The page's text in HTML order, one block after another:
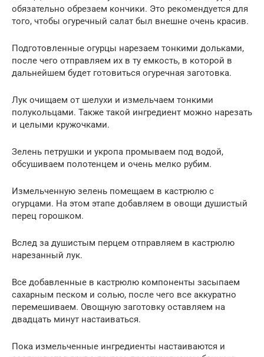
обязательно обрезаем кончики. Это рекомендуется для
того, чтобы огуречный салат был внешне очень красив.
Подготовленные огурцы нарезаем тонкими дольками,
после чего отправляем их в ту емкость, в которой в
дальнейшем будет готовиться огуречная заготовка.
Лук очищаем от шелухи и измельчаем тонкими
полукольцами. Также такой ингредиент можно нарезать
и целыми кружочками.
Зелень петрушки и укропа промываем под водой,
обсушиваем полотенцем и очень мелко рубим.
Измельченную зелень помещаем в кастрюлю с
огурцами. На этом этапе добавляем в овощи душистый
перец горошком.
Вслед за душистым перцем отправляем в кастрюлю
нарезанный лук.
Все добавленные в кастрюлю компоненты засыпаем
сахарным песком и солью, после чего все аккуратно
перемешиваем. Овощную заготовку оставляем на
двадцать минут настаиваться.
Пока измельченные ингредиенты настаиваются и